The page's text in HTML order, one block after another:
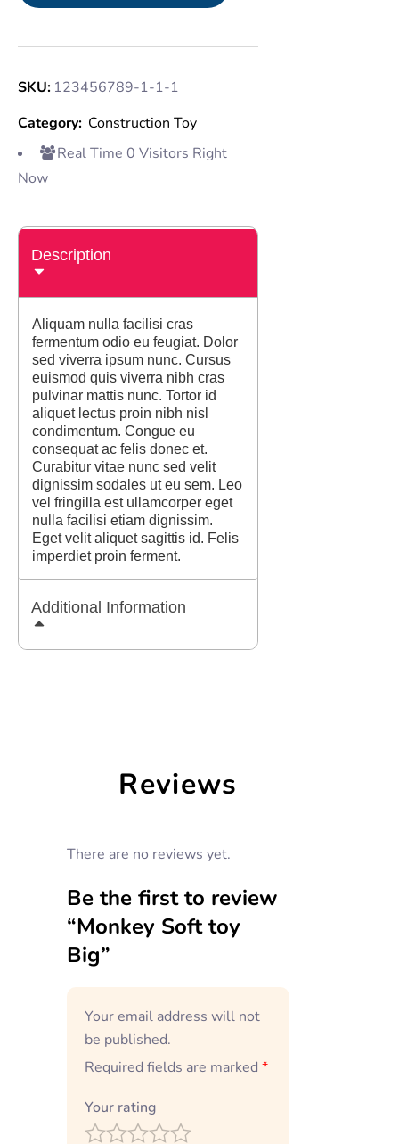
SKU: 123456789-1-1-1
Category: Construction Toy
Real Time 0 Visitors Right
Now
Description
Aliquam nulla facilisi cras
fermentum odio eu feugiat. Dolor
sed viverra ipsum nunc. Cursus
euismod quis viverra nibh cras
pulvinar mattis nunc. Tortor id
aliquet lectus proin nibh nisl
condimentum. Congue eu
consequat ac felis donec et.
Curabitur vitae nunc sed velit
dignissim sodales ut eu sem. Leo
vel fringilla est ullamcorper eget
nulla facilisi etiam dignissim.
Eget velit aliquet sagittis id. Felis
imperdiet proin ferment.
Additional Information
Reviews
There are no reviews yet.
Be the first to review
“Monkey Soft toy
Big”
Your email address will not
be published.
Required fields are marked *
Your rating